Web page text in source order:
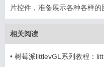
片控件，准备展示各种各样
相关阅读
• 树莓派littlevGL系列教程：